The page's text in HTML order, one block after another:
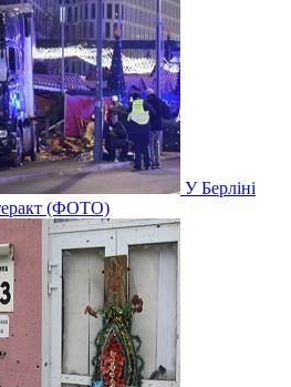
У Берліні
(ФОТО)